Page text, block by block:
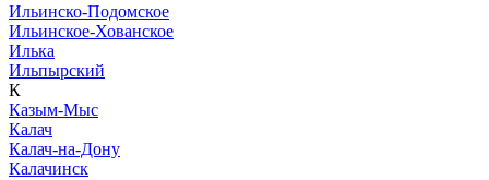
Ильинско-Подомское
Ильинское-Хованское
Илька
Ильпырский
К
Казым-Мыс
Калач
Калач-на-Дону
Калачинск